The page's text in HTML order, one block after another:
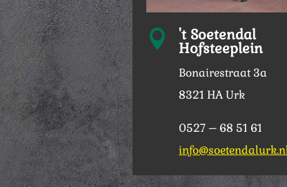
 't Soetendal
Hofsteeplein
Bonairestraat 3a
8321 HA Urk
0527 – 68 51 61